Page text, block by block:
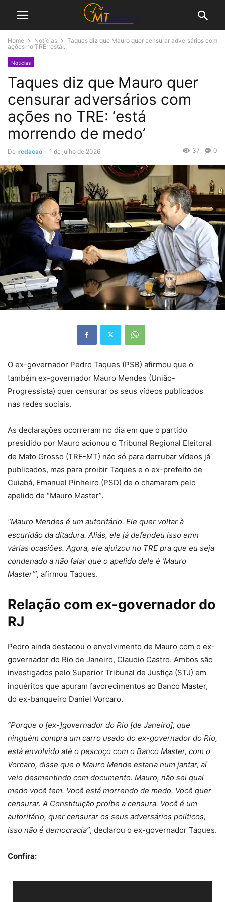
Home Notícias
Taques diz que Mauro quer censurar adversários com
ações no TRE: ‘está...
Notícias
Taques diz que Mauro quer
censurar adversários com
ações no TRE: ‘está
morrendo de medo’
De redacao - 1 de julho de 2026 0
37
O ex-governador Pedro Taques (PSB) afirmou que o
também ex-governador Mauro Mendes (União-
Progressista) quer censurar os seus vídeos publicados
nas redes sociais.
As declarações ocorreram no dia em que o partido
presidido por Mauro acionou o Tribunal Regional Eleitoral
de Mato Grosso (TRE-MT) não só para derrubar vídeos já
publicados, mas para proibir Taques e o ex-prefeito de
Cuiabá, Emanuel Pinheiro (PSD) de o chamarem pelo
apelido de “Mauro Master”.
“Mauro Mendes é um autoritário. Ele quer voltar à
escuridão da ditadura. Aliás, ele já defendeu isso emn
várias ocasiões. Agora, ele ajuizou no TRE pra que eu seja
condenado a não falar que o apelido dele é ‘Mauro
Master’”, afirmou Taques.
Relação com ex-governador do
RJ
Pedro ainda destacou o envolvimento de Mauro com o ex-
governador do Rio de Janeiro, Claudio Castro. Ambos são
investigados pelo Superior Tribunal de Justiça (STJ) em
inquéritos que apuram favorecimentos ao Banco Master,
do ex-banqueiro Daniel Vorcaro.
“Porque o [ex-]governador do Rio [de Janeiro], que
ninguém compra um carro usado do ex-governador do Rio,
está envolvido até o pescoço com o Banco Master, com o
Vorcaro, disse que o Mauro Mende estaria num jantar, aí
veio desmentindo com documento. Mauro, não sei qual
medo você tem. Você está morrendo de medo. Você quer
censurar. A Constituição proíbe a censura. Você é um
autoritário, quer censurar os seus adversários políticos,
isso não é democracia”, declarou o ex-governador Taques.
Confira: